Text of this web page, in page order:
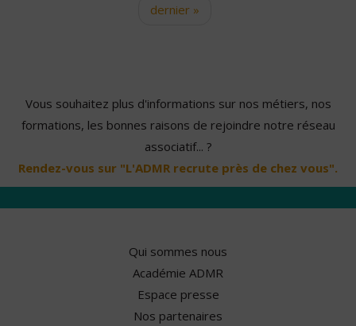
dernier »
Vous souhaitez plus d'informations sur nos métiers, nos
formations, les bonnes raisons de rejoindre notre réseau
associatif... ?
Rendez-vous sur "L'ADMR recrute près de chez vous".
Qui sommes nous
Académie ADMR
Espace presse
Nos partenaires